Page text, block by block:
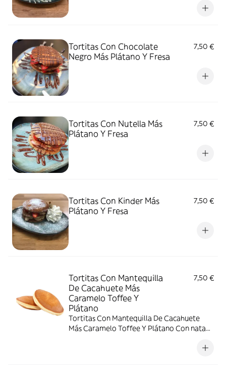
Tortitas Con Chocolate
Negro Más Plátano Y Fresa
7,50 €
Tortitas Con Nutella Más
Plátano Y Fresa
7,50 €
Tortitas Con Kinder Más
Plátano Y Fresa
7,50 €
Tortitas Con Mantequilla
De Cacahuete Más
Caramelo Toffee Y
Plátano
7,50 €
Tortitas Con Mantequilla De Cacahuete
Más Caramelo Toffee Y Plátano Con nata